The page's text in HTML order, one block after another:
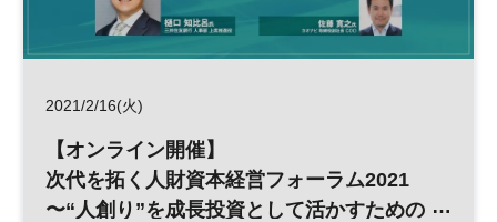
2021/2/16(火)
【オンライン開催】
次代を拓く人財資本経営フォーラム2021
〜“人創り”を成長投資として活かすための